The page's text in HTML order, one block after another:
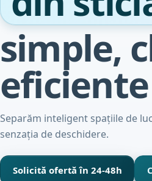
simple,
eficiente
Separăm inteligent spațiile de
senzația de deschidere.
Solicită ofertă în 24-48h